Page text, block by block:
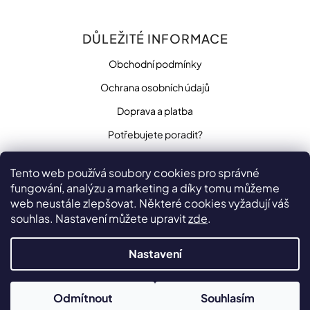
Tento web používá soubory cookies pro správné
fungování, analýzu a marketing a díky tomu můžeme
web neustále zlepšovat. Některé cookies vyžadují váš
souhlas. Nastavení můžete upravitzde.
Nastavení
Odmítnout Souhlasím
DŮLEŽITÉ INFORMACE
Obchodní podmínky
Ochrana osobních údajů
Doprava a platba
Potřebujete poradit?
SLEDUJTE NÁS
Vytvořilo na platformě ShoptetCopyright 2026
penzista.net. Všechna práva vyhrazena.Upravit nastavení